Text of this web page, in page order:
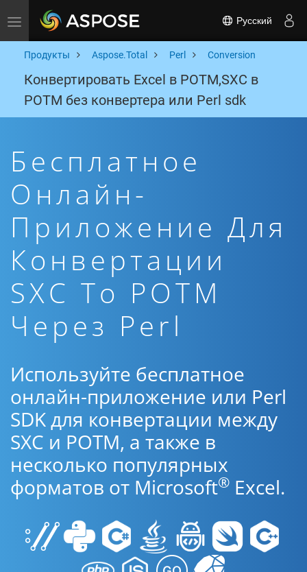
Toggle navigation Русский
Продукты Aspose.Total Perl Conversion
Конвертировать Excel в POTM,SXC в
POTM без конвертера или Perl sdk
Бесплатное
Онлайн-
Приложение Для
Конвертации
SXC To POTM
Через Perl
Используйте бесплатное
онлайн-приложение или Perl
SDK для конвертации между
SXC и POTM, а также в
несколько популярных
форматов от Microsoft® Excel.